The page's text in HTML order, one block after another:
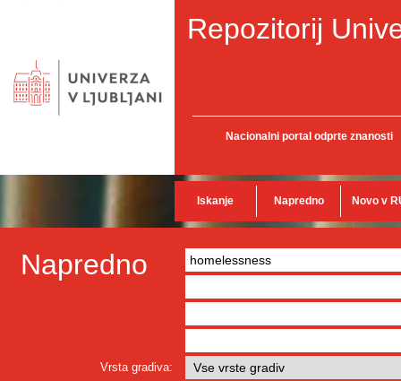
Repozitorij
Nacionalni portal odprte znanosti
Iskanje Napredno Novo v
Napredno
Vrsta gradiva: